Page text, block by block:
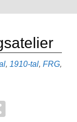
, 1910-tal, FRG,